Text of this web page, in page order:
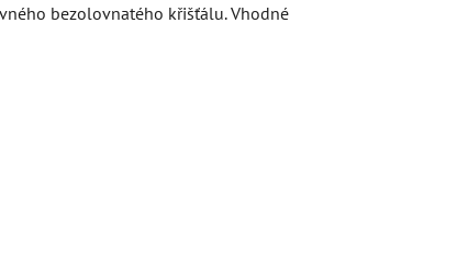
bezolovnatého křišťálu. Vhodné